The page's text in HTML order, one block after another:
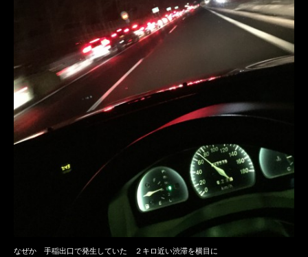
なぜか 手稲出口で発生していた ２キロ近い渋滞を横目に